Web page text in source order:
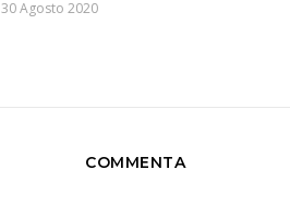
30 Agosto 2020
COMMENTA